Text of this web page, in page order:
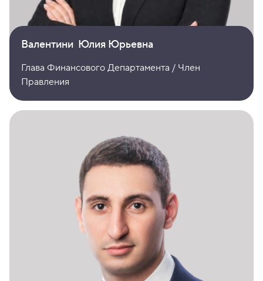
Валентини Юлия Юрьевна
Глава Финансового Департамента / Член
Правления